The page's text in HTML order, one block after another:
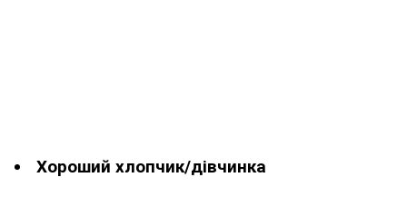
Хороший хлопчик/дівчинка